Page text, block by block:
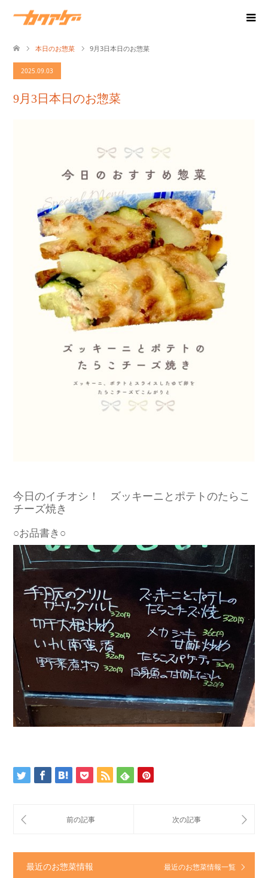
本日のお惣菜 9月3日本日のお惣菜
2025.09.03
9月3日本日のお惣菜
今日のイチオシ！ ズッキーニとポテトのたらこ
チーズ焼き
○お品書き○
最近のお惣菜情報 最近のお惣菜情報一覧